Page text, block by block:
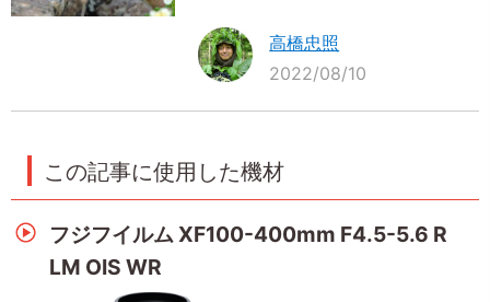
高橋忠照
2022/08/10
この記事に使用した機材
フジフイルム XF100-400mm F4.5-5.6 R
LM OIS WR